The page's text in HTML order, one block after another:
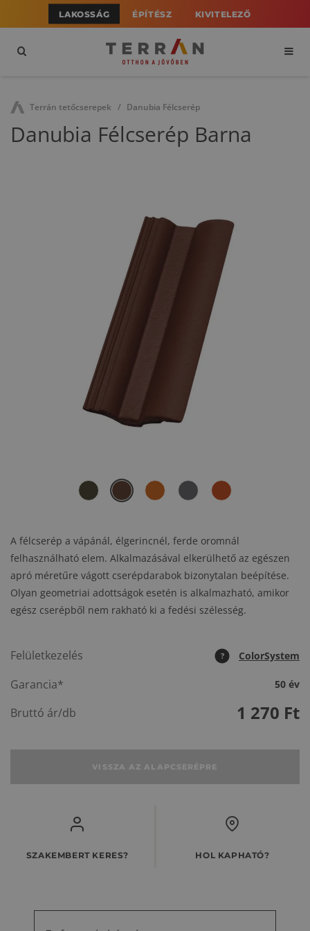
LAKOSSÁG ÉPÍTÉSZ KIVITELEZŐ
Terrán tetőcserepek Danubia Félcserép
Danubia Félcserép Barna
A félcserép a vápánál, élgerincnél, ferde oromnál
felhasználható elem. Alkalmazásával elkerülhető az egészen
apró méretűre vágott cserépdarabok bizonytalan beépítése.
Olyan geometriai adottságok esetén is alkalmazható, amikor
egész cserépből nem rakható ki a fedési szélesség.
Felületkezelés ? ColorSystem
Garancia* 50 év
Bruttó ár/db 1 270 Ft
VISSZA AZ ALAPCSERÉPRE
SZAKEMBERT KERES? HOL KAPHATÓ?